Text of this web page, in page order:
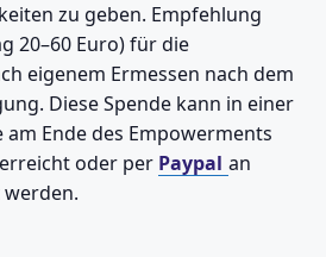
zu geben. Empfehlung
20–60 Euro) für die
eigenem Ermessen nach dem
Diese Spende kann in einer
Ende des Empowerments
oder per Paypal an
werden.